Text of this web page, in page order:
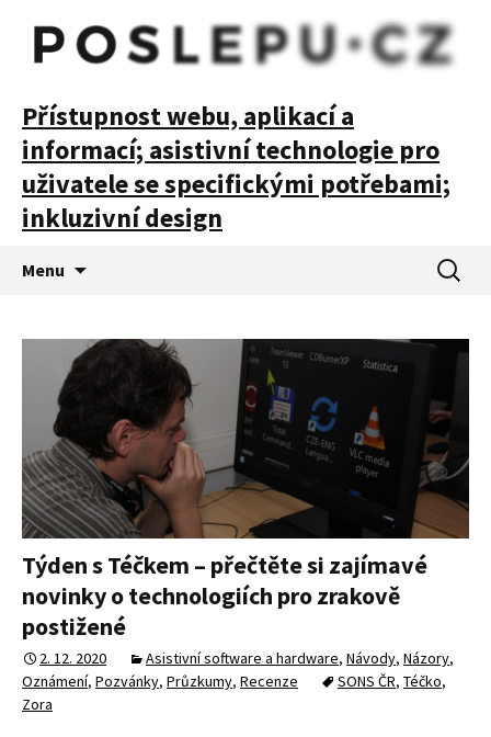
POSLEPU
Přístupnost webu, aplikací a
informací; asistivní technologie pro
uživatele se specifickými potřebami;
inkluzivní design
Menu
webu
Týden s Téčkem – přečtěte si zajímavé
novinky o technologiích pro zrakově
postižené
2. 12. 2020 Asistivní software a hardware, Návody, Názory,
Oznámení, Pozvánky, Průzkumy, Recenze SONS ČR, Téčko,
Zora